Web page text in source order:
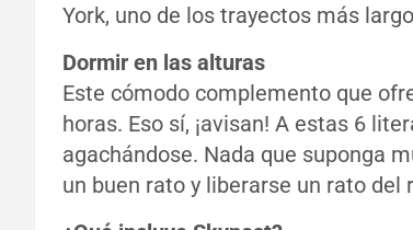
York, uno de los trayectos más
Dormir en las alturas
Este cómodo complemento que
horas. Eso sí, ¡avisan! A estas 6
agachándose. Nada que suponga
un buen rato y liberarse un rato